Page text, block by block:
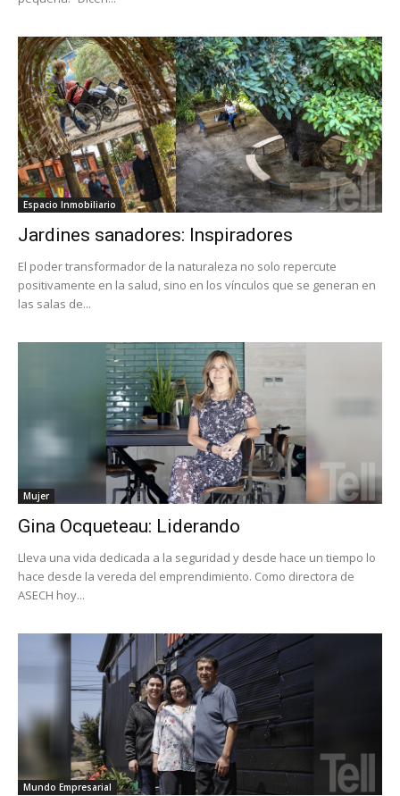
Espacio Inmobiliario
Jardines sanadores: Inspiradores
El poder transformador de la naturaleza no solo repercute
positivamente en la salud, sino en los vínculos que se generan en
las salas de...
Mujer
Gina Ocqueteau: Liderando
Lleva una vida dedicada a la seguridad y desde hace un tiempo lo
hace desde la vereda del emprendimiento. Como directora de
ASECH hoy...
Mundo Empresarial